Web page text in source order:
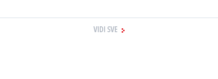
VIDI SVE